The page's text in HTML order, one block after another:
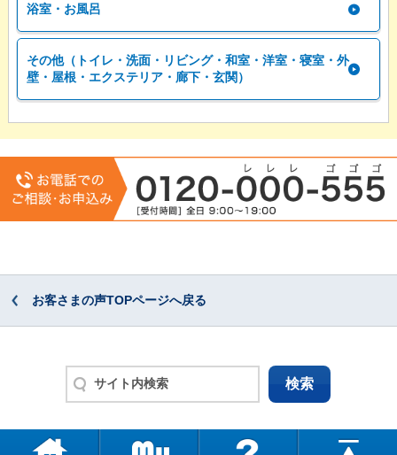
浴室・お風呂
その他（トイレ・洗面・リビング・和室・洋室・寝室・外
壁・屋根・エクステリア・廊下・玄関）
お客さまの声TOPページへ戻る